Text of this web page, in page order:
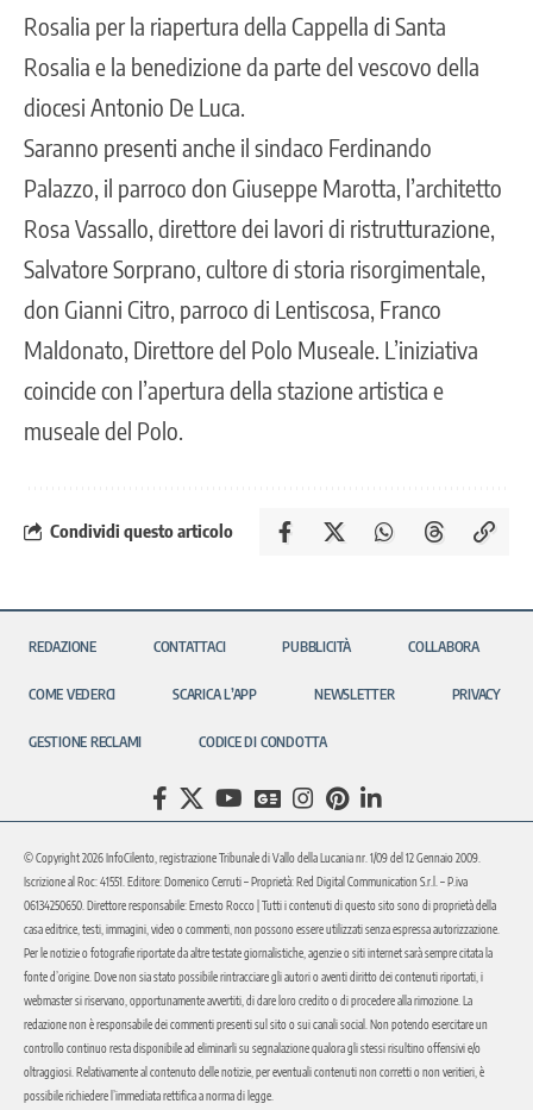
Rosalia per la riapertura della Cappella di Santa
Rosalia e la benedizione da parte del vescovo della
diocesi Antonio De Luca.
Saranno presenti anche il sindaco Ferdinando
Palazzo, il parroco don Giuseppe Marotta, l’architetto
Rosa Vassallo, direttore dei lavori di ristrutturazione,
Salvatore Sorprano, cultore di storia risorgimentale,
don Gianni Citro, parroco di Lentiscosa, Franco
Maldonato, Direttore del Polo Museale. L’iniziativa
coincide con l’apertura della stazione artistica e
museale del Polo.
Condividi questo articolo
REDAZIONE CONTATTACI PUBBLICITÀ COLLABORA
COME VEDERCI SCARICA L’APP NEWSLETTER PRIVACY
GESTIONE RECLAMI CODICE DI CONDOTTA
© Copyright 2026 InfoCilento, registrazione Tribunale di Vallo della Lucania nr. 1/09 del 12 Gennaio 2009.
Iscrizione al Roc: 41551. Editore: Domenico Cerruti – Proprietà: Red Digital Communication S.r.l. – P.iva
06134250650. Direttore responsabile: Ernesto Rocco | Tutti i contenuti di questo sito sono di proprietà della
casa editrice, testi, immagini, video o commenti, non possono essere utilizzati senza espressa autorizzazione.
Per le notizie o fotografie riportate da altre testate giornalistiche, agenzie o siti internet sarà sempre citata la
fonte d’origine. Dove non sia stato possibile rintracciare gli autori o aventi diritto dei contenuti riportati, i
webmaster si riservano, opportunamente avvertiti, di dare loro credito o di procedere alla rimozione. La
redazione non è responsabile dei commenti presenti sul sito o sui canali social. Non potendo esercitare un
controllo continuo resta disponibile ad eliminarli su segnalazione qualora gli stessi risultino offensivi e/o
oltraggiosi. Relativamente al contenuto delle notizie, per eventuali contenuti non corretti o non veritieri, è
possibile richiedere l’immediata rettifica a norma di legge.